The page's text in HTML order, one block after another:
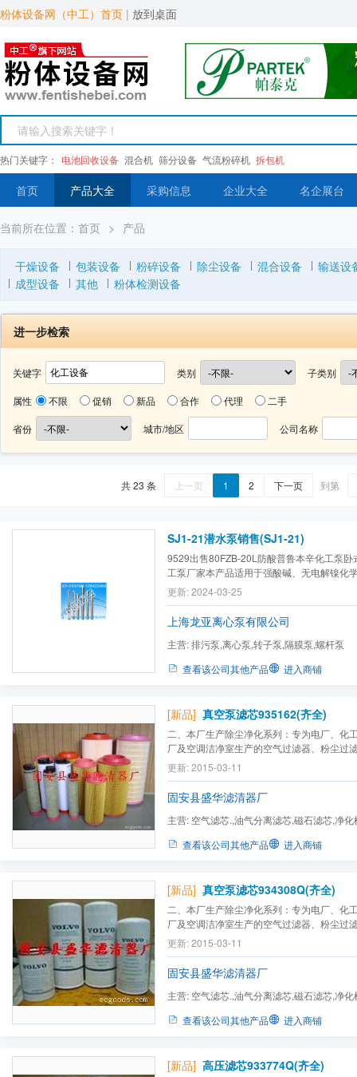
粉体设备网（中工）首页 | 放到桌面
热门关键字： 电池回收设备 混合机 筛分设备 气流粉碎机 拆包机
首页 产品大全 采购信息 企业大全 名企展台
当前所在位置： 首页 > 产品
干燥设备 包装设备 粉碎设备 除尘设备 混合设备
输送设
成型设备
其他 粉体检测设备
进一步检索
关键字 类别 子类别
属性 不限 促销 新品 合作 代理 二手
省份 城市/地区 公司名称
共 23 条 上一页 1 2 下一页 到第
SJ1-21潜水泵销售(SJ1-21)
9529出售80FZB-20L防酸普鲁本辛化工泵卧
工泵厂家本产品适用于强酸碱、无电解镍化
废水等强腐蚀性液体介质的循环冷却、输送
如：电镀设备、
更新: 2024-03-25
上海龙亚离心泵有限公司
主营:排污泵,离心泵,转子泵,隔膜泵,螺杆泵
查看该公司其他产品
进入商铺
[新品] 真空泵滤芯935162(齐全)
二、本厂生产除尘净化系列：专为电厂、化
厂及空调洁净室生产的空气过滤器、粉尘过
滤芯、方盘式粉尘滤芯、机油过滤器、液压
螺杆式粉尘滤芯、
轮机的空气过滤器、汽轮机组滤芯、各种除
更新: 2015-03-11
固安县盛华滤清器厂
主营: 空气滤芯.,油气分离滤芯,磁石滤芯,净
查看该公司其他产品 进入商铺
[新品] 真空泵滤芯934308Q(齐全)
二、本厂生产除尘净化系列：专为电厂、化
厂及空调洁净室生产的空气过滤器、粉尘过
滤芯、方盘式粉尘滤芯、机油过滤器、液压
螺杆式粉尘滤芯、
轮机的空气过滤器、汽轮机组滤芯、各种除
更新: 2015-03-11
固安县盛华滤清器厂
主营: 空气滤芯.,油气分离滤芯,磁石滤芯,净
查看该公司其他产品 进入商铺
[新品] 高压滤芯933774Q(齐全)